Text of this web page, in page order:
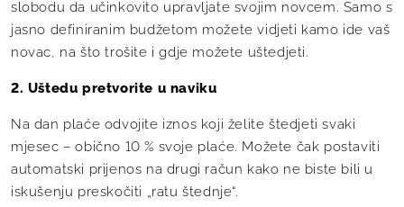
slobodu da učinkovito upravljate svojim novcem. Samo s
jasno definiranim budžetom možete vidjeti kamo ide vaš
novac, na što trošite i gdje možete uštedjeti.
2. Uštedu pretvorite u naviku
Na dan plaće odvojite iznos koji želite štedjeti svaki
mjesec – obično 10 % svoje plaće. Možete čak postaviti
automatski prijenos na drugi račun kako ne biste bili u
iskušenju preskočiti „ratu štednje“.